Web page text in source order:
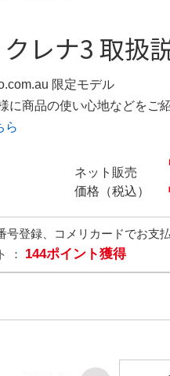
レナ3 取扱
限定モデル
に商品の使い心地などをご
ら
ネット販売
価格（税込）
号登録、コメリカードでお支
： 144ポイント獲得